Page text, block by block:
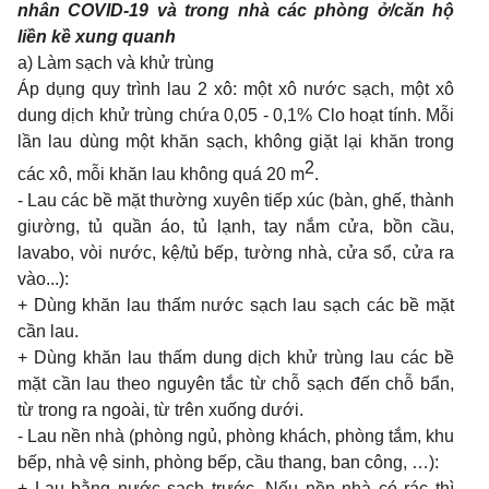
nhânCOVID-19 vàtrong nhà các phòng ở/căn hộ
liền kề xung quanh
a) Làm sạch và khử trùng
Áp dụng quy trình lau 2 xô: một xô nước sạch, một xô
dungdịch khử trùng chứa0,05 - 0,1% Clo hoạt tính. Mỗi
lần
lau dùng một khăn sạch, không giặt lại khăntrong
các xô, mỗi khăn lau không quá 20 m2.
- Laucác bề mặt thường xuyên tiếp xúc (bàn, ghế, thành
giường, tủ quần áo, tủ lạnh, tay nắm cửa, bồn cầu,
lavabo,vòi nước, kệ/tủ bếp, tường nhà, cửa sổ, cửa ra
vào...):
+ Dùng khăn lau thấm nước sạch lau sạch các bề mặt
cần lau.
+ Dùng khăn lau thấm dung dịch khử trùng lau các bề
mặt cần lau theo nguyên tắc từ chỗ sạch đến chỗ bẩn,
từ trong ra ngoài, từ trên xuống dưới.
- Lau nền nhà (phòng ngủ, phòng khách, phòng tắm, khu
bếp, nhà vệ sinh, phòng bếp, cầu thang, ban công, …):